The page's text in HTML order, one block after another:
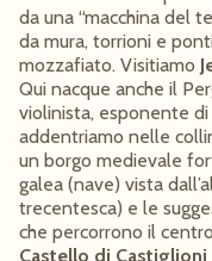
da una “macchina del
da mura, torrioni e
mozzafiato. Visitiamo
Qui nacque anche il
violinista, esponente di
addentriamo nelle
un borgo medievale
galea (nave) vista
trecentesca) e le
che percorrono il
Castello di Castiglioni